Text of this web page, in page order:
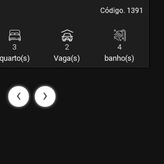
Código. 1391
Código. 1391
3
quarto(s)
2
Vaga(s)
4
banho(s)
‹ ›